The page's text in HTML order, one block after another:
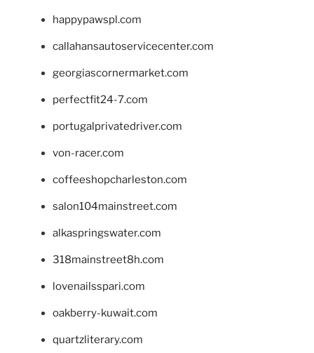
happypawspl.com
callahansautoservicecenter.com
georgiascornermarket.com
perfectfit24-7.com
portugalprivatedriver.com
von-racer.com
coffeeshopcharleston.com
salon104mainstreet.com
alkaspringswater.com
318mainstreet8h.com
lovenailsspari.com
oakberry-kuwait.com
quartzliterary.com